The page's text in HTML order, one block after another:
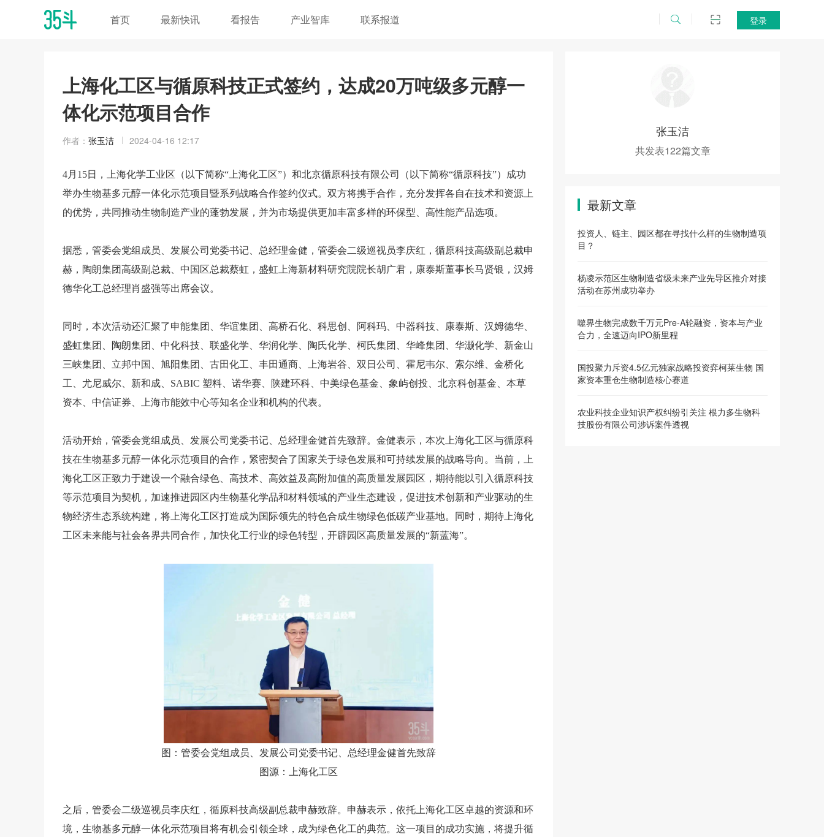
首页 最新快讯 看报告 产业智库 联系报道 登录
上海化工区与循原科技正式签约，达成20万吨级多元醇一
体化示范项目合作
作者： 张玉洁 2024-04-16 12:17
4月15日，上海化学工业区（以下简称“上海化工区”）和北京循原科技有限公司（以下简称“循原科技”）成功
举办生物基多元醇一体化示范项目暨系列战略合作签约仪式。双方将携手合作，充分发挥各自在技术和资源上
的优势，共同推动生物制造产业的蓬勃发展，并为市场提供更加丰富多样的环保型、高性能产品选项。
据悉，管委会党组成员、发展公司党委书记、总经理金健，管委会二级巡视员李庆红，循原科技高级副总裁申
赫，陶朗集团高级副总裁、中国区总裁蔡虹，盛虹上海新材料研究院院长胡广君，康泰斯董事长马贤银，汉姆
德华化工总经理肖盛强等出席会议。
同时，本次活动还汇聚了申能集团、华谊集团、高桥石化、科思创、阿科玛、中器科技、康泰斯、汉姆德华、
盛虹集团、陶朗集团、中化科技、联盛化学、华润化学、陶氏化学、柯氏集团、华峰集团、华灏化学、新金山
三峡集团、立邦中国、旭阳集团、古田化工、丰田通商、上海岩谷、双日公司、霍尼韦尔、索尔维、金桥化
工、尤尼威尔、新和成、 SABIC 塑料、诺华赛、陕建环科、中美绿色基金、象屿创投、北京科创基金、本草
资本、中信证券、上海市能效中心等知名企业和机构的代表。
活动开始，管委会党组成员、发展公司党委书记、总经理金健首先致辞。金健表示，本次上海化工区与循原科
技在生物基多元醇一体化示范项目的合作，紧密契合了国家关于绿色发展和可持续发展的战略导向。当前，上
海化工区正致力于建设一个融合绿色、高技术、高效益及高附加值的高质量发展园区，期待能以引入循原科技
等示范项目为契机，加速推进园区内生物基化学品和材料领域的产业生态建设，促进技术创新和产业驱动的生
物经济生态系统构建，将上海化工区打造成为国际领先的特色合成生物绿色低碳产业基地。同时，期待上海化
工区未来能与社会各界共同合作，加快化工行业的绿色转型，开辟园区高质量发展的“新蓝海”。
图：管委会党组成员、发展公司党委书记、总经理金健首先致辞
图源：上海化工区
之后，管委会二级巡视员李庆红，循原科技高级副总裁申赫致辞。申赫表示，依托上海化工区卓越的资源和环
境，生物基多元醇一体化示范项目将有机会引领全球，成为绿色化工的典范。这一项目的成功实施，将提升循
张玉洁
共发表122篇文章
最新文章
投资人、链主、园区都在寻找什么样的生物制造项
目？
杨凌示范区生物制造省级未来产业先导区推介对接
活动在苏州成功举办
噬界生物完成数千万元Pre-A轮融资，资本与产业
合力，全速迈向IPO新里程
国投聚力斥资4.5亿元独家战略投资弈柯莱生物 国
家资本重仓生物制造核心赛道
农业科技企业知识产权纠纷引关注 根力多生物科
技股份有限公司涉诉案件透视